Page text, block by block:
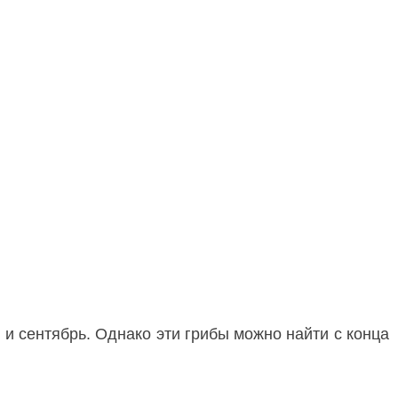
сентябрь. Однако эти грибы можно найти с конца